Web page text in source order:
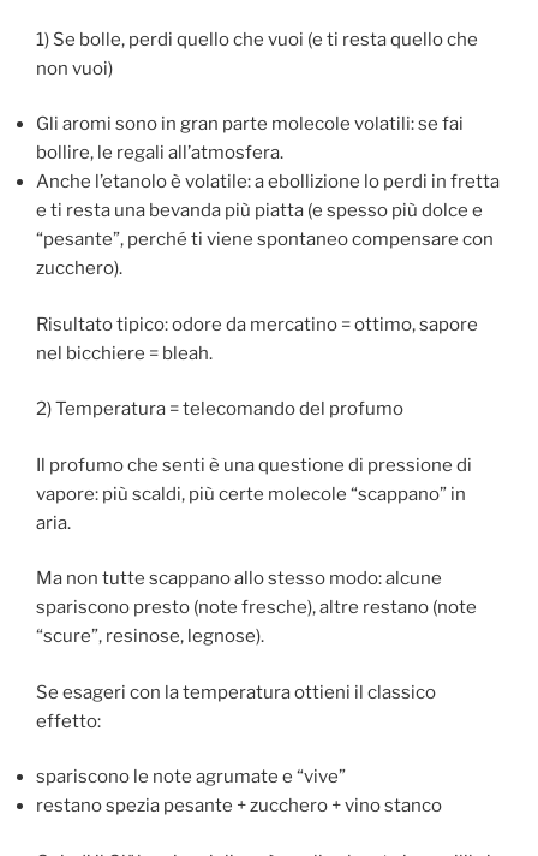
1) Se bolle, perdi quello che vuoi (e ti resta quello che
non vuoi)
Gli aromi sono in gran parte molecole volatili: se fai
bollire, le regali all’atmosfera.
Anche l’etanolo è volatile: a ebollizione lo perdi in fretta
e ti resta una bevanda più piatta (e spesso più dolce e
“pesante”, perché ti viene spontaneo compensare con
zucchero).
Risultato tipico: odore da mercatino = ottimo, sapore
nel bicchiere = bleah.
2) Temperatura = telecomando del profumo
Il profumo che senti è una questione di pressione di
vapore: più scaldi, più certe molecole “scappano” in
aria.
Ma non tutte scappano allo stesso modo: alcune
spariscono presto (note fresche), altre restano (note
“scure”, resinose, legnose).
Se esageri con la temperatura ottieni il classico
effetto:
spariscono le note agrumate e “vive”
restano spezia pesante + zucchero + vino stanco